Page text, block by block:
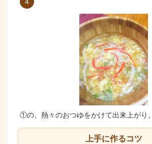
①の、熱々のおつゆをかけて出来上がり。
上手に作るコツ